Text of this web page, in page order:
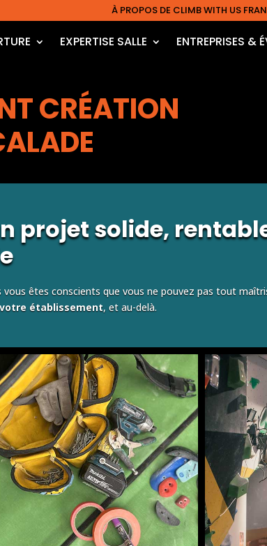
À PROPOS DE CLIMB WITH US
EXPERTISE SALLE ENTREPRISES &
CRÉATION
projet solide,
êtes conscients que vous ne pouvez pas tout
établissement, et au-delà.
Notre
accompagnement
complet